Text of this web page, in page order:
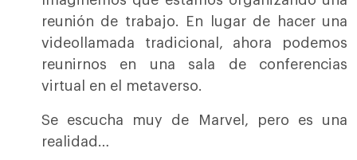
reunión de trabajo. En lugar de hacer una
videollamada tradicional, ahora podemos
reunirnos en una sala de conferencias
virtual en el metaverso.
Se escucha muy de Marvel, pero es una
realidad…